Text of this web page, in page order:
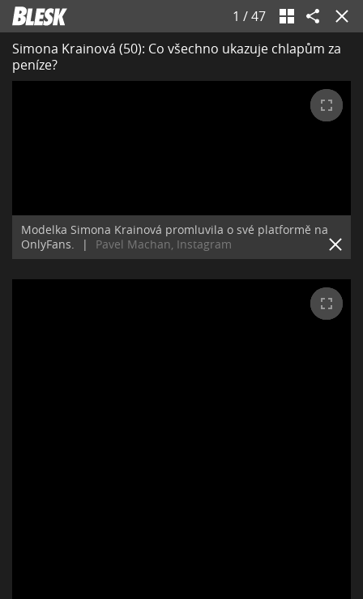
1 /47
Simona Krainová (50): Co všechno ukazuje chlapům za
peníze?
Modelka Simona Krainová promluvila o své platformě na
OnlyFans.
| Pavel Machan, Instagram